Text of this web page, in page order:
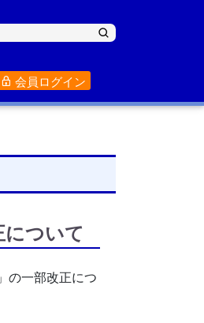
会員ログイン
について
の一部改正につ